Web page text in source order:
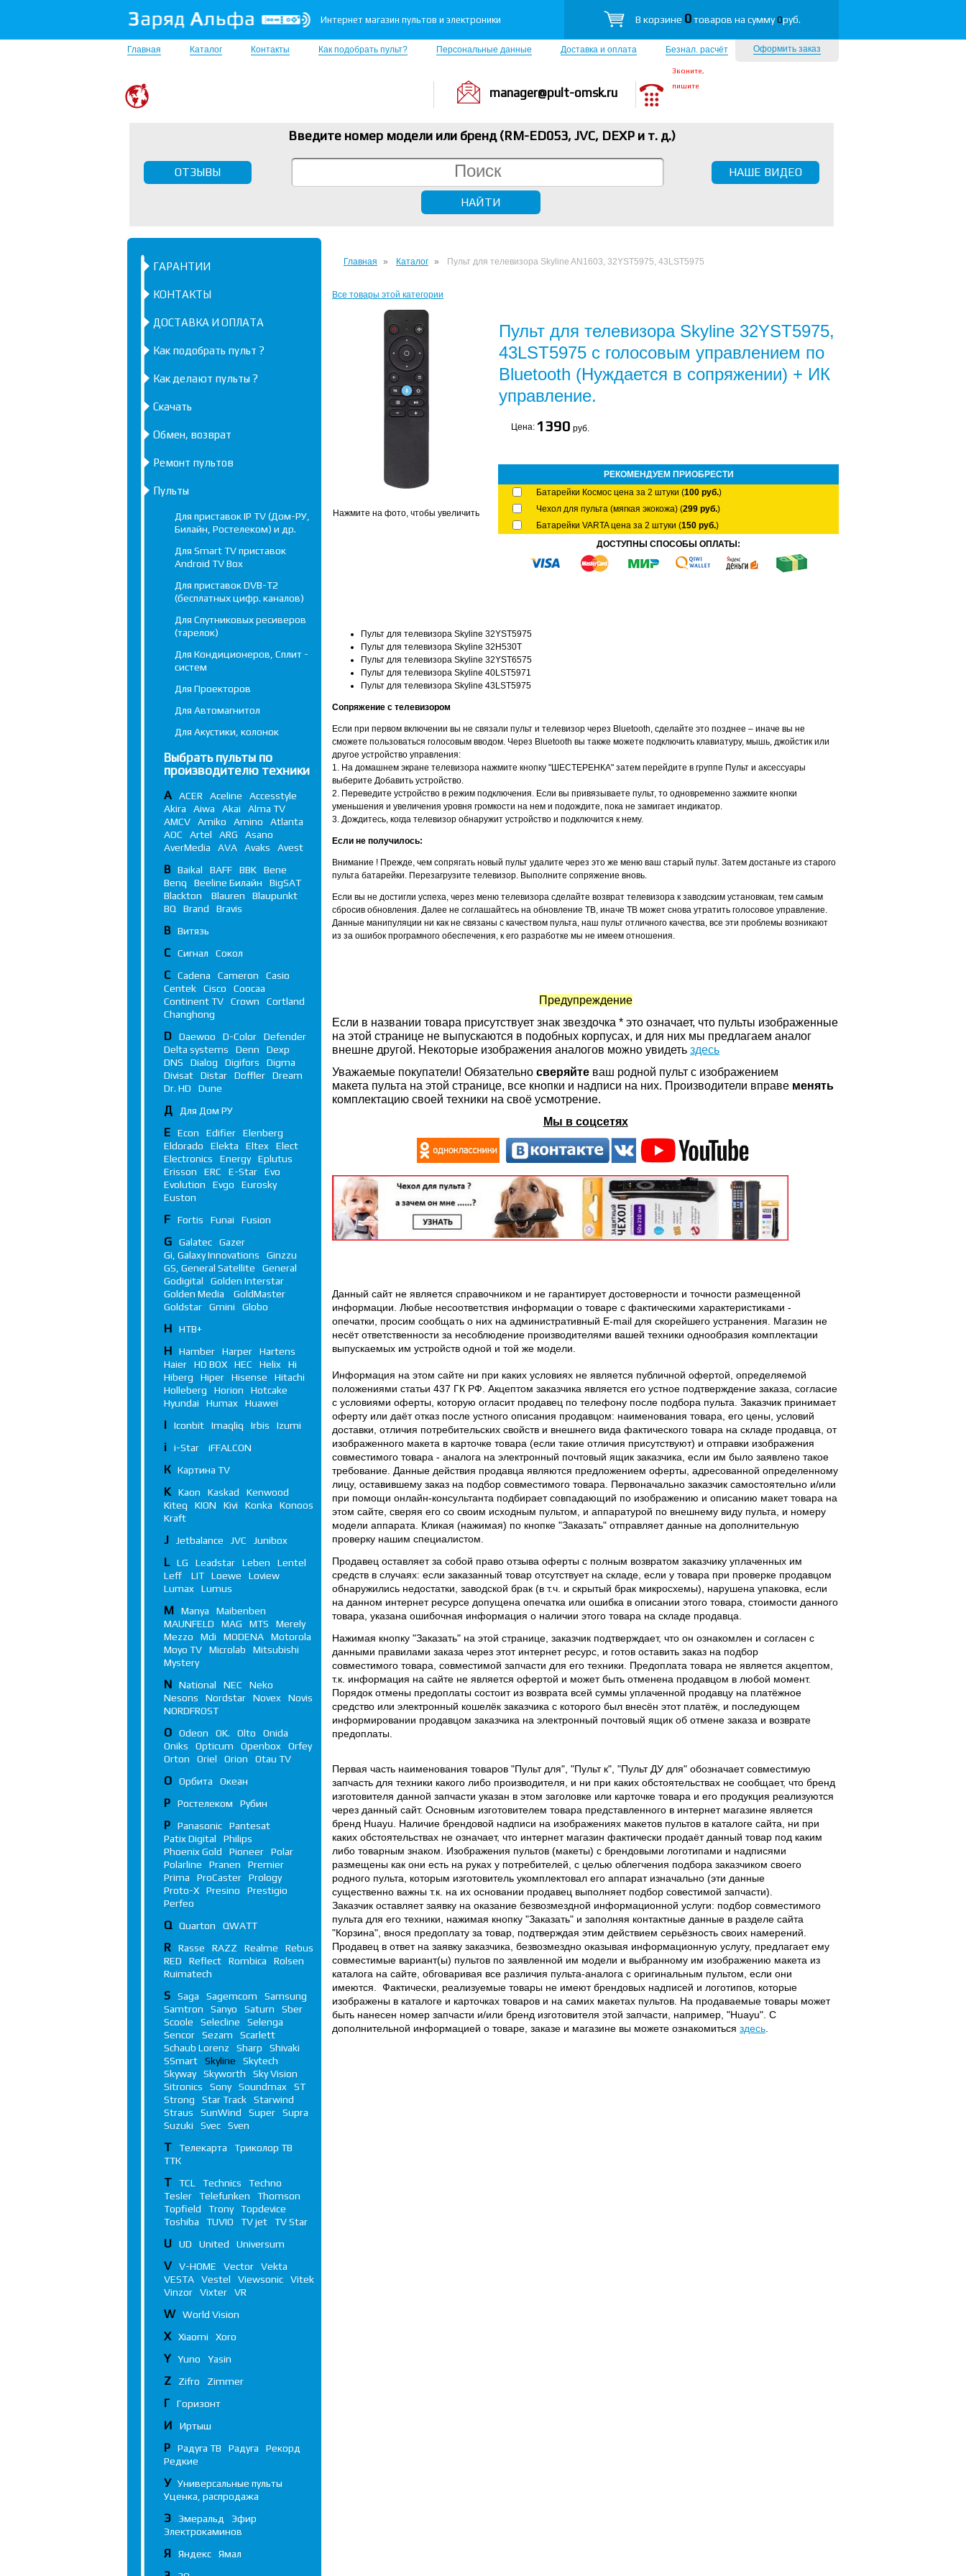
Интернет магазин пультов и электроники В корзине 0товаров на сумму0руб.
Оформить заказ
Главная Каталог Контакты Как подобрать пульт? Персональные данные Доставка и оплата Безнал. расчёт
manager@pult-omsk.ru
Звоните,
пишите
Введите номер модели или бренд (RM-ED053, JVC, DEXP и т. д.)
ОТЗЫВЫ НАШЕ ВИДЕО
Главная Каталог Пульт для телевизора Skyline AN1603, 32YST5975, 43LST5975
Все товары этой категории
Нажмите на фото, чтобы увеличить
Пульт для телевизора Skyline 32YST5975,
43LST5975 с голосовым управлением по
Bluetooth (Нуждается в сопряжении) + ИК
управление.
Цена: 1390 руб.
РЕКОМЕНДУЕМ ПРИОБРЕСТИ
Батарейки Космос цена за 2 штуки (100 руб.)
Чехол для пульта (мягкая экокожа) (299 руб.)
Батарейки VARTA цена за 2 штуки (150 руб.)
ДОСТУПНЫ СПОСОБЫ ОПЛАТЫ:
Пульт для телевизора Skyline 32YST5975
Пульт для телевизора Skyline 32H530T
Пульт для телевизора Skyline 32YST6575
Пульт для телевизора Skyline 40LST5971
Пульт для телевизора Skyline 43LST5975
Сопряжение с телевизором
Если при первом включении вы не связали пульт и телевизор через Bluetooth, сделайте это позднее – иначе вы не
сможете пользоваться голосовым вводом. Через Bluetooth вы также можете подключить клавиатуру, мышь, джойстик или
другое устройство управления:
1. На домашнем экране телевизора нажмите кнопку "ШЕСТЕРЕНКА" затем перейдите в группе Пульт и аксессуары
выберите Добавить устройство.
2. Переведите устройство в режим подключения. Если вы привязываете пульт, то одновременно зажмите кнопки
уменьшения и увеличения уровня громкости на нем и подождите, пока не замигает индикатор.
3. Дождитесь, когда телевизор обнаружит устройство и подключится к нему.
Если не получилось:
Внимание ! Прежде, чем сопрягать новый пульт удалите через это же меню ваш старый пульт. Затем достаньте из старого
пульта батарейки. Перезагрузите телевизор. Выполните сопряжение вновь.
Если вы не достигли успеха, через меню телевизора сделайте возврат телевизора к заводским установкам, тем самым
сбросив обновления. Далее не соглашайтесь на обновление ТВ, иначе ТВ может снова утратить голосовое управление.
Данные манипуляции ни как не связаны с качеством пульта, наш пульт отличного качества, все эти проблемы возникают
из за ошибок програмного обеспечения, к его разработке мы не имеем отношения.
Предупреждение
Если в названии товара присутствует знак звездочка * это означает, что пульты изображенные
на этой странице не выпускаются в подобных корпусах, и для них мы предлагаем аналог
внешне другой. Некоторые изображения аналогов можно увидеть здесь
Уважаемые покупатели! Обязательно сверяйте ваш родной пульт с изображением
макета пульта на этой странице, все кнопки и надписи на них. Производители вправе менять
комплектацию своей техники на своё усмотрение.
Мы в соцсетях
Данный сайт не является справочником и не гарантирует достоверности и точности размещенной
информации. Любые несоответствия информации о товаре с фактическими характеристиками -
опечатки, просим сообщать о них на административный E-mail для скорейшего устранения. Магазин не
несёт ответственности за несоблюдение производителями вашей техники однообразия комплектации
выпускаемых им устройств одной и той же модели.
Информация на этом сайте ни при каких условиях не является публичной офертой, определяемой
положениями статьи 437 ГК РФ. Акцептом заказчика является его устное подтверждение заказа, согласие
с условиями оферты, которую огласит продавец по телефону после подбора пульта. Заказчик принимает
оферту или даёт отказ после устного описания продавцом: наименования товара, его цены, условий
доставки, отличия потребительских свойств и внешнего вида фактического товара на складе продавца, от
изображенного макета в карточке товара (если такие отличия присутствуют) и отправки изображения
совместимого товара - аналога на электронный почтовый ящик заказчика, если им было заявлено такое
требование. Данные действия продавца являются предложением оферты, адресованной определенному
лицу, оставившему заказ на подбор совместимого товара. Первоначально заказчик самостоятельно и/или
при помощи онлайн-консультанта подбирает совпадающий по изображению и описанию макет товара на
этом сайте, сверяя его со своим исходным пультом, и аппаратурой по внешнему виду пульта, и номеру
модели аппарата. Кликая (нажимая) по кнопке "Заказать" отправляет данные на дополнительную
проверку нашим специалистом.
Продавец оставляет за собой право отзыва оферты с полным возвратом заказчику уплаченных им
средств в случаях: если заказанный товар отсутствует на складе, если у товара при проверке продавцом
обнаружились недостатки, заводской брак (в т.ч. и скрытый брак микросхемы), нарушена упаковка, если
на данном интернет ресурсе допущена опечатка или ошибка в описании этого товара, стоимости данного
товара, указана ошибочная информация о наличии этого товара на складе продавца.
Нажимая кнопку "Заказать" на этой странице, заказчик подтверждает, что он ознакомлен и согласен с
данными правилами заказа через этот интернет ресурс, и готов оставить заказ на подбор
совместимого товара, совместимой запчасти для его техники. Предоплата товара не является акцептом,
т.к. информация на сайте не является офертой и может быть отменена продавцом в любой момент.
Порядок отмены предоплаты состоит из возврата всей суммы уплаченной продавцу на платёжное
средство или электронный кошелёк заказчика с которого был внесён этот платёж, и последующем
информировании продавцом заказчика на электронный почтовый ящик об отмене заказа и возврате
предоплаты.
Первая часть наименования товаров "Пульт для", "Пульт к", "Пульт ДУ для" обозначает совместимую
запчасть для техники какого либо производителя, и ни при каких обстоятельствах не сообщает, что бренд
изготовителя данной запчасти указан в этом заголовке или карточке товара и его продукция реализуются
через данный сайт. Основным изготовителем товара представленного в интернет магазине является
бренд Huayu. Наличие брендовой надписи на изображениях макетов пультов в каталоге сайта, ни при
каких обстоятельствах не означает, что интернет магазин фактически продаёт данный товар под каким
либо товарным знаком. Изображения пультов (макеты) с брендовыми логотипами и надписями
размещены как они есть на руках у потребителей, с целью облегчения подбора заказчиком своего
родного пульта, которым изготовитель укомплектовал его аппарат изначально (эти данные
существенно важны т.к. на их основании продавец выполняет подбор совестимой запчасти).
Заказчик оставляет заявку на оказание безвозмездной информационной услуги: подбор совместимого
пульта для его техники, нажимая кнопку "Заказать" и заполняя контактные данные в разделе сайта
"Корзина", внося предоплату за товар, подтверждая этим действием серьёзность своих намерений.
Продавец в ответ на заявку заказчика, безвозмездно оказывая информационную услугу, предлагает ему
совместимые вариант(ы) пультов по заявленной им модели и выбранному им изображению макета из
каталога на сайте, обговаривая все различия пульта-аналога с оригинальным пультом, если они
имеются. Фактически, реализуемые товары не имеют брендовых надписей и логотипов, которые
изображены в каталоге и карточках товаров и на самих макетах пультов. На продаваемые товары может
быть нанесен номер запчасти и/или бренд изготовителя этой запчасти, например, "Huayu". С
дополнительной информацией о товаре, заказе и магазине вы можете ознакомиться здесь
ГАРАНТИИ
КОНТАКТЫ
ДОСТАВКА И ОПЛАТА
Как подобрать пульт ?
Как делают пульты ?
Скачать
Обмен, возврат
Ремонт пультов
Пульты
Для приставок IP TV (Дом-РУ,
Билайн, Ростелеком) и др.
Для Smart TV приставок
Android TV Box
Для приставок DVB-T2
(бесплатных цифр. каналов)
Для Спутниковых ресиверов
(тарелок)
Для Кондиционеров, Сплит -
систем
Для Проекторов
Для Автомагнитол
Для Акустики, колонок
Выбрать пульты по
производителю техники
A ACER Aceline
Accesstyle
Akira
Aiwa Akai
Alma TV
AMCV
Amiko Amino
Atlanta
AOC
Artel ARG
Asano
AverMedia
AVA Avaks Avest
B Baikal BAFF BBK
Bene
Benq
Beeline Билайн
BigSAT
Blackton
Blauren
Blaupunkt
BQ
Brand Bravis
В Витязь
С Сигнал Сокол
C Cadena Cameron
Casio
Centek
Cisco
Coocaa
Continent TV
Crown
Cortland
Changhong
D Daewoo D-Color
Defender
Delta systems
Denn
Dexp
DNS
Dialog Digifors
Digma
Divisat
Distar Doffler
Dream
Dr. HD
Dune
Д Для Дом РУ
E Econ Edifier
Elenberg
Eldorado
Elekta Eltex
Elect
Electronics
Energy
Eplutus
Erisson
ERC E-Star
Evo
Evolution
Evgo
Eurosky
Euston
F Fortis Funai Fusion
G Galatec
Gazer
Gi, Galaxy Innovations
Ginzzu
GS, General Satellite
General
Godigital
Golden Interstar
Golden Media
GoldMaster
Goldstar
Gmini Globo
Н НТВ+
H Hamber Harper
Hartens
Haier
HD BOX HEC Helix
Hi
Hiberg
Hiper Hisense
Hitachi
Holleberg
Horion
Hotcake
Hyundai
Humax Huawei
I Iconbit Imaqliq Irbis Izumi
i i-Star iFFALСON
К Картина TV
K Kaon Kaskad
Kenwood
Kiteq
KION Kivi Konka
Konoos
Kraft
J Jetbalance JVC Junibox
L LG Leadstar Leben
Lentel
Leff
LIT Loewe
Loview
Lumax
Lumus
M Manya
Maibenben
MAUNFELD
MAG MTS
Merely
Mezzo
Mdi MODENA
Motorola
Moyo TV
Microlab
Mitsubishi
Mystery
N National NEC
Neko
Nesons
Nordstar Novex
Novis
NORDFROST
O Odeon OK. Olto
Onida
Oniks
Opticum Openbox
Orfey
Orton
Oriel Orion Otau TV
О Орбита Океан
Р Ростелеком Рубин
P Panasonic
Pantesat
Patix Digital
Philips
Phoenix Gold
Pioneer
Polar
Polarline
Pranen
Premier
Prima
ProCaster
Prology
Proto-X
Presino
Prestigio
Perfeo
Q Quarton QWATT
R Rasse RAZZ Realme
Rebus
RED
Reflect Rombica
Rolsen
Ruimatech
S Saga Sagemcom
Samsung
Samtron
Sanyo Saturn
Sber
Scoole
Selecline
Selenga
Sencor
Sezam
Scarlett
Schaub Lorenz
Sharp
Shivaki
SSmart
Skyline
Skytech
Skyway
Skyworth
Sky Vision
Sitronics
Sony Soundmax
ST
Strong
Star Track
Starwind
Straus
SunWind Super
Supra
Suzuki
Svec Sven
Т Телекарта
Триколор ТВ
ТТК
T TCL Technics
Techno
Tesler
Telefunken
Thomson
Topfield
Trony
Topdevice
Toshiba
TUVIO TV jet TV Star
U UD United Universum
V V-HOME Vector
Vekta
VESTA
Vestel Viewsonic
Vitek
Vinzor
Vixter VR
W World Vision
X Xiaomi Xoro
Y Yuno Yasin
Z Zifro Zimmer
Г Горизонт
И Иртыш
Р Радуга ТВ Радуга
Рекорд
Редкие
У
Универсальные пульты
Уценка, распродажа
Э Эмеральд
Эфир
Электрокаминов
Я Яндекс Ямал